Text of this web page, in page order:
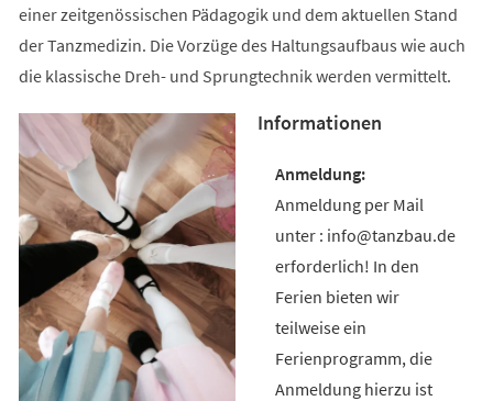
einer zeitgenössischen Pädagogik und dem aktuellen Stand
der Tanzmedizin. Die Vorzüge des Haltungsaufbaus wie auch
die klassische Dreh- und Sprungtechnik werden vermittelt.
Informationen
Anmeldung per Mail
unter : info@tanzbau.de
erforderlich! In den
Ferien bieten wir
teilweise ein
Ferienprogramm, die
Anmeldung hierzu ist